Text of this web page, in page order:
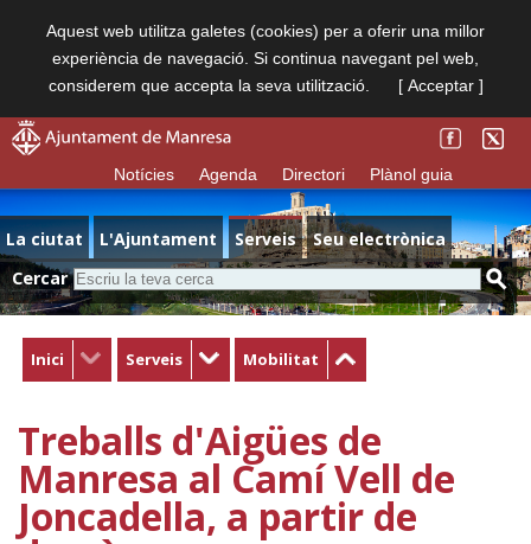
Aquest web utilitza galetes (cookies) per a oferir una millor
experiència de navegació. Si continua navegant pel web,
considerem que accepta la seva utilització.
[ Acceptar ]
Notícies Agenda Directori Plànol guia
La ciutat L'Ajuntament Serveis
Seu electrònica
Cercar
Inici Serveis Mobilitat
Treballs d'Aigües de
Manresa al Camí Vell de
Joncadella, a partir de